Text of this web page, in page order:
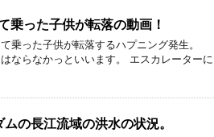
乗った子供が転落の動画！
乗った子供が転落するハプニング発生。
ならなかっといいます。 エスカレーターに
の長江流域の洪水の状況。